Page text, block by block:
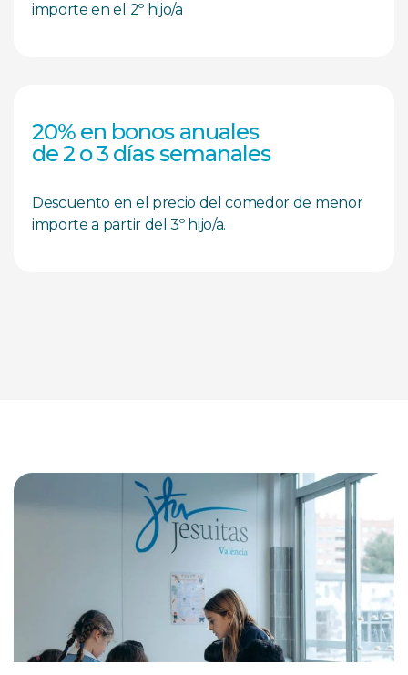
importe en el 2º hijo/a
20% en bonos anuales
de 2 o 3 días semanales
Descuento en el precio del comedor de menor
importe a partir del 3º hijo/a.